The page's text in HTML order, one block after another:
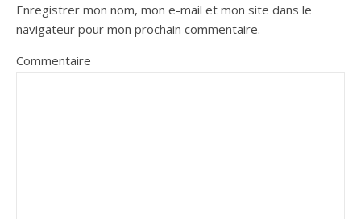
Enregistrer mon nom, mon e-mail et mon site dans le
navigateur pour mon prochain commentaire.
Commentaire